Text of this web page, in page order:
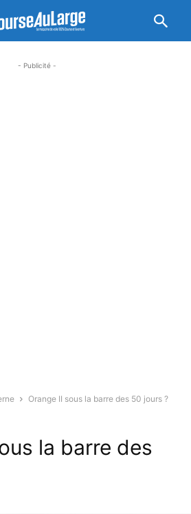
- Publicité -
Orange II sous la barre des 50 jours ?
la barre des